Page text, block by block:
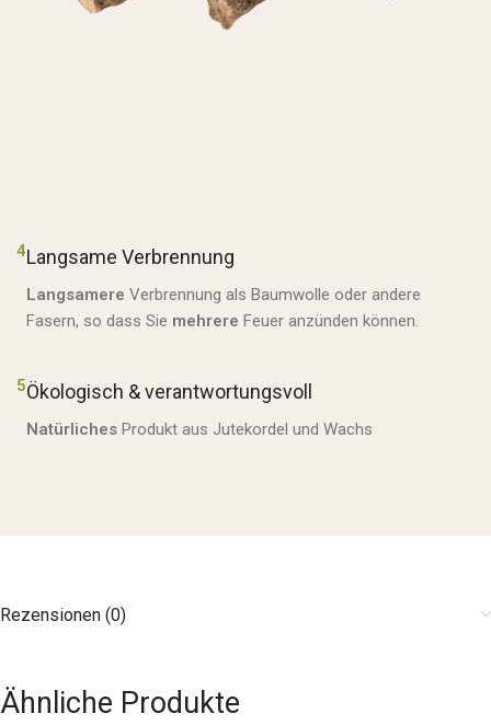
4Langsame Verbrennung
Langsamere Verbrennung als Baumwolle oder andere
Fasern, so dass Sie mehrere Feuer anzünden können.
5Ökologisch & verantwortungsvoll
Natürliches Produkt aus Jutekordel und Wachs
Rezensionen (0)
Ähnliche Produkte